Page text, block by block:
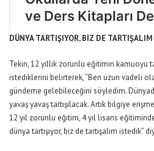
DÜNYA TARTIŞIYOR, BİZ DE TARTIŞALIM
Tekin, 12 yıllık zorunlu eğitimin kamuoyu
istediklerini belirterek, “Ben uzun vadeli
gündeme gelebileceğini söyledim.
yavaş yavaş tartışılacak. Artık bilgiye
12 yıl zorunlu eğitim, 4 yıl lisans
dünya tartışıyor, biz de tartışalım istedik”